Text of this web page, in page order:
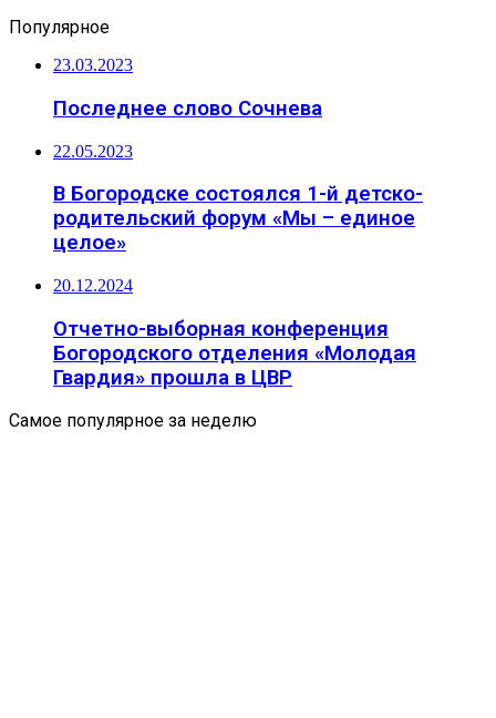
Популярное
23.03.2023
Последнее слово Сочнева
22.05.2023
В Богородске состоялся 1-й детско-
родительский форум «Мы – единое
целое»
20.12.2024
Отчетно-выборная конференция
Богородского отделения «Молодая
Гвардия» прошла в ЦВР
Самое популярное за неделю